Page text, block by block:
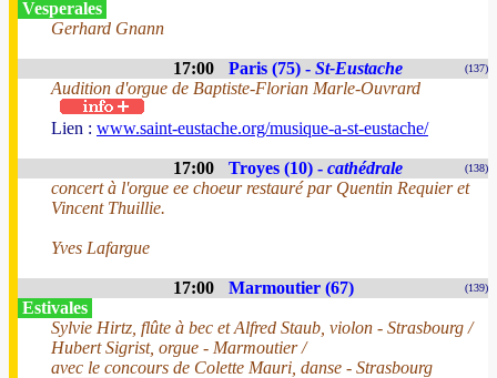
Vesperales
Gerhard Gnann
17:00 Paris (75) - St-Eustache (137)
Audition d'orgue de Baptiste-Florian Marle-Ouvrard
Lien : www.saint-eustache.org/musique-a-st-eustache/
17:00 Troyes (10) - cathédrale (138)
concert à l'orgue ee choeur restauré par Quentin Requier et
Vincent Thuillie.
Yves Lafargue
17:00 Marmoutier (67) (139)
Estivales
Sylvie Hirtz, flûte à bec et Alfred Staub, violon - Strasbourg /
Hubert Sigrist, orgue - Marmoutier /
avec le concours de Colette Mauri, danse - Strasbourg